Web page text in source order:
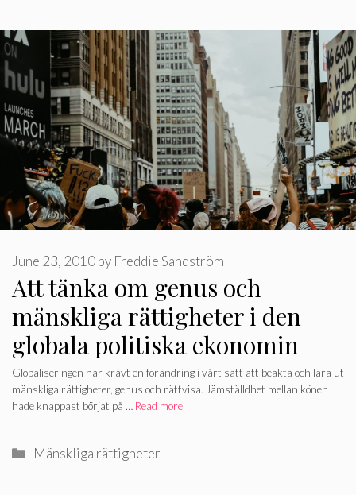
Att tänka om genus och
mänskliga rättigheter i den
globala politiska ekonomin
June 23, 2010by Freddie Sandström
Globaliseringen har krävt en förändring i vårt sätt att beakta och lära ut
mänskliga rättigheter, genus och rättvisa. Jämställdhet mellan könen
hade knappast börjat på … Read more
Categories
Mänskliga rättigheter